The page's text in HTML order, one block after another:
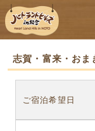
志賀・富来・おま
ご宿泊希望日